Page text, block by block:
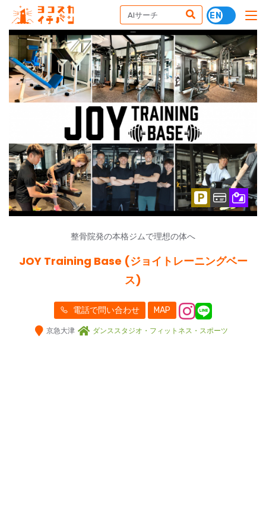
整骨院発の本格ジムで理想の体へ
JOY Training Base (ジョイトレーニングベー
ス)
電話で問い合わせ MAP
京急大津 ダンススタジオ・フィットネス・スポーツ